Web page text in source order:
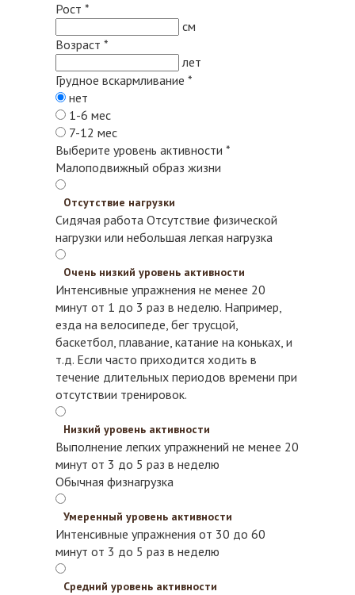
Рост *
см
Возраст *
лет
Грудное вскармливание *
нет
1-6 мес
7-12 мес
Выберите уровень активности *
Малоподвижный образ жизни
Отсутствие нагрузки
Сидячая работа Отсутствие физической
нагрузки или небольшая легкая нагрузка
Очень низкий уровень активности
Интенсивные упражнения не менее 20
минут от 1 до 3 раз в неделю. Например,
езда на велосипеде, бег трусцой,
баскетбол, плавание, катание на коньках, и
т.д. Если часто приходится ходить в
течение длительных периодов времени при
отсутствии тренировок.
Низкий уровень активности
Выполнение легких упражнений не менее 20
минут от 3 до 5 раз в неделю
Обычная физнагрузка
Умеренный уровень активности
Интенсивные упражнения от 30 до 60
минут от 3 до 5 раз в неделю
Средний уровень активности